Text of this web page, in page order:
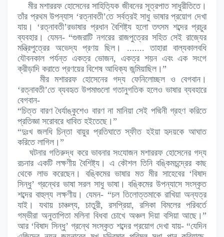
মীর মশাররফ হোসেনের সাহিত্যিক জীবনের সূত্রপাত সাধুরীতিতে।
তাঁর প্রথম উপন্যাস ‘রত্নাবতী’তে সর্বত্রই সাধু ভাষার প্রয়োগ দেখা
যায়। ‘রত্নাবতী’রভাষার প্রধান বৈশিষ্ট্য হলো তৎসম শব্দের প্রচুর
ব্যবহার। যেমন- “গুজরাটি নগরের রাজপুত্রের সহিত সেই রাজ্যের
মন্ত্রিপুত্রের অভেদ্য প্রণয় ছিল। ....... তাহারা বাল্যকালবধি
যৌবনকাল পর্যন্ত একত্র ভোজন, একত্র শয়ন এবং এক সংগে
ক্রীড়াদি করাতে প্রণয়ের বিশেষ আধিক্য জন্মিয়াছিল।”
মীর মশাররফ হোসেনের গদ্য ফেনিলোচ্ছল ও বেগবান।
‘রত্নাবতী’তে ব্যবহৃত উপমাগুলো গতানুগতিক হলেও ভাষার ব্যবহারে
বেগবান-
“চিত্ত বারণ ধৈর্যাঙ্কুশেও বারণ না মানিয়া সেই পদ্মিনী গ্রহণ করিতে
প্রতিজ্ঞা সরোবরে ধাবিত হইতেছে।”
“দুঃখ জলধি চিন্তা বায়ুর প্রতিঘাতে স্ফীত হইয়া হৃদয়কে আঘাত
করিতে লাগিল।”
ঘটনার গতিরুদ্ধ করে ভাবনার সংযোজন মশাররফ হোসেনের গদ্য
রচনার একটি লক্ষণীয় বৈশিষ্ট্য। এ কৌশল তিনি বঙ্কিমচন্দ্রের কাছ
থেকে লাভ করেছেন। বঙ্কিমের ভাষার মত মীর সাহেবের ‘বিষাদ
সিন্ধু’ গ্রন্থের ভাষা সরল সাধু ভাষা। বঙ্কিমের উপন্যাসে সংস্কৃত
শব্দের বাহুল্য লক্ষণীয়। যেমন- “চল তিলোত্তমাকে রাখিয়া অন্যত্র
যাই। যথায় চাঞ্চল্য, চাতুরী, রসপ্রিয়া, রসিকা বিমলের পরিবর্তে
গম্ভীরা অনুতাপিতা মলিনা বিধবা চোখে অঞ্চল দিয়া বসিয়া আছে।”
আর ‘বিষাদ সিন্ধু’ গ্রন্থে সংস্কৃত শব্দের প্রয়োগ দেখা যায়- “যেদিন